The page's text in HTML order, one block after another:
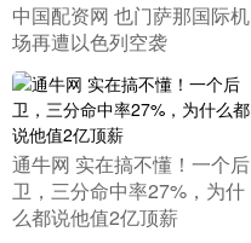
​中国配资网 也门萨那国际机
场再遭以色列空袭
​通牛网 实在搞不懂！一个后
卫，三分命中率27%，为什
么都说他值2亿顶薪